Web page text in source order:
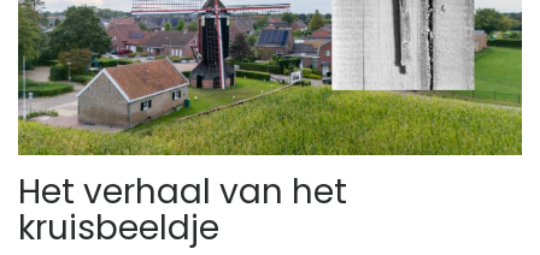
Het verhaal van het
kruisbeeldje